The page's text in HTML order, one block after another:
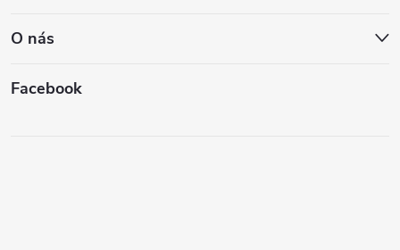
O nás
Facebook